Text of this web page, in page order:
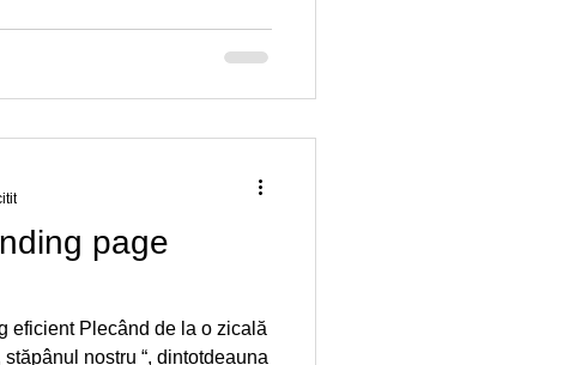
page
eficient Plecând de la o zicală
nostru “, dintotdeauna